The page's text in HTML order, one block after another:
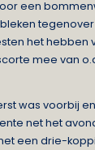
een
het hebben
mee van
was voorbij
net het
een drie-